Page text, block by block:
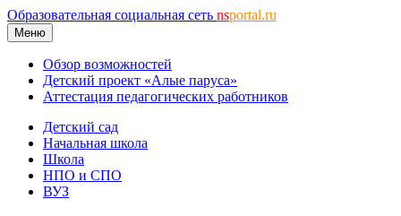
Образовательная социальная сеть nsportal.ru
Меню
Обзор возможностей
Детский проект «Алые паруса»
Аттестация педагогических работников
Детский сад
Начальная школа
Школа
НПО и СПО
ВУЗ